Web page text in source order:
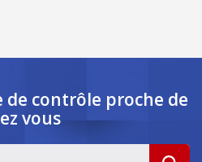
de contrôle proche de
vous